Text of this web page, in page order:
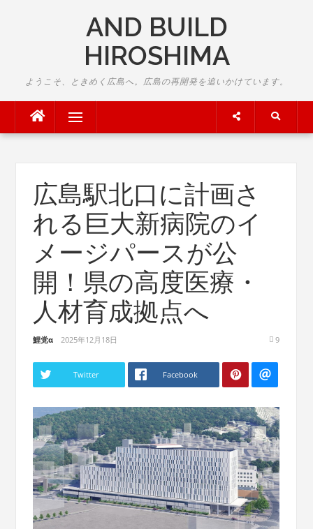
AND BUILD
HIROSHIMA
ようこそ、ときめく広島へ。広島の再開発を追いかけています。
Menu
広島駅北口に計画さ
れる巨大新病院のイ
メージパースが公
開！県の高度医療・
人材育成拠点へ
鯉党α 2025年12月18日 9
Twitter Facebook